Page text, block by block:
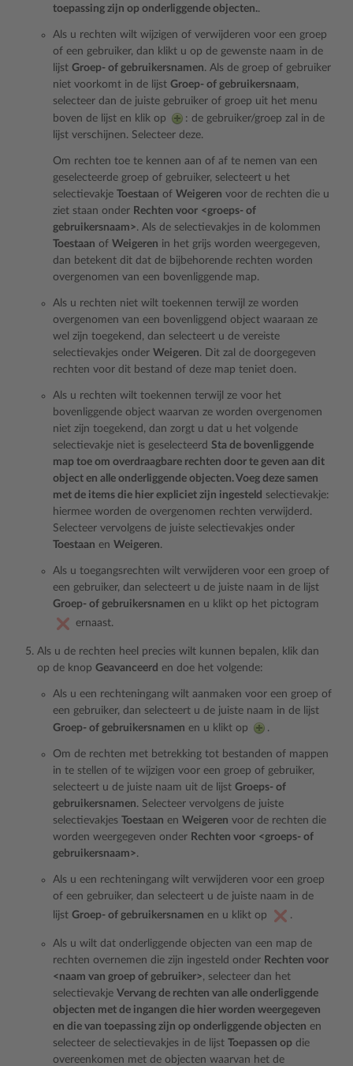
toepassing zijn op onderliggende objecten..
Als u rechten wilt wijzigen of verwijderen voor een groep
of een gebruiker, dan klikt u op de gewenste naam in de
lijst Groep- of gebruikersnamen. Als de groep of gebruiker
niet voorkomt in de lijst Groep- of gebruikersnaam,
selecteer dan de juiste gebruiker of groep uit het menu
boven de lijst en klik op
: de gebruiker/groep zal in de
lijst verschijnen. Selecteer deze.
Om rechten toe te kennen aan of af te nemen van een
geselecteerde groep of gebruiker, selecteert u het
selectievakje Toestaan of Weigeren voor de rechten die u
ziet staan onder Rechten voor <groeps- of
gebruikersnaam>. Als de selectievakjes in de kolommen
Toestaan of Weigeren in het grijs worden weergegeven,
dan betekent dit dat de bijbehorende rechten worden
overgenomen van een bovenliggende map.
Als u rechten niet wilt toekennen terwijl ze worden
overgenomen van een bovenliggend object waaraan ze
wel zijn toegekend, dan selecteert u de vereiste
selectievakjes onder Weigeren. Dit zal de doorgegeven
rechten voor dit bestand of deze map teniet doen.
Als u rechten wilt toekennen terwijl ze voor het
bovenliggende object waarvan ze worden overgenomen
niet zijn toegekend, dan zorgt u dat u het volgende
selectievakje niet is geselecteerd Sta de bovenliggende
map toe om overdraagbare rechten door te geven aan dit
object en alle onderliggende objecten. Voeg deze samen
met de items die hier expliciet zijn ingesteld selectievakje:
hiermee worden de overgenomen rechten verwijderd.
Selecteer vervolgens de juiste selectievakjes onder
Toestaan en Weigeren.
Als u toegangsrechten wilt verwijderen voor een groep of
een gebruiker, dan selecteert u de juiste naam in de lijst
Groep- of gebruikersnamen en u klikt op het pictogram
ernaast.
Als u de rechten heel precies wilt kunnen bepalen, klik dan
op de knop Geavanceerd en doe het volgende:
Als u een rechteningang wilt aanmaken voor een groep of
een gebruiker, dan selecteert u de juiste naam in de lijst
Groep- of gebruikersnamen en u klikt op .
Om de rechten met betrekking tot bestanden of mappen
in te stellen of te wijzigen voor een groep of gebruiker,
selecteert u de juiste naam uit de lijst Groeps- of
gebruikersnamen. Selecteer vervolgens de juiste
selectievakjes Toestaan en Weigeren voor de rechten die
worden weergegeven onder Rechten voor <groeps- of
gebruikersnaam>.
Als u een rechteningang wilt verwijderen voor een groep
of een gebruiker, dan selecteert u de juiste naam in de
lijst Groep- of gebruikersnamen en u klikt op .
Als u wilt dat onderliggende objecten van een map de
rechten overnemen die zijn ingesteld onder Rechten voor
<naam van groep of gebruiker>, selecteer dan het
selectievakje Vervang de rechten van alle onderliggende
objecten met de ingangen die hier worden weergegeven
en die van toepassing zijn op onderliggende objecten en
selecteer de selectievakjes in de lijst Toepassen op die
overeenkomen met de objecten waarvan het de